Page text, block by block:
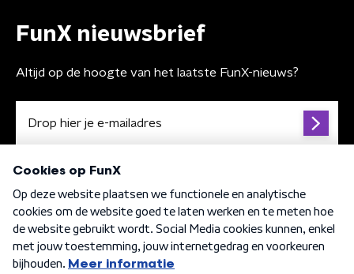
FunX nieuwsbrief
Altijd op de hoogte van het laatste FunX-nieuws?
Algemene voorwaarden Privacybeleid